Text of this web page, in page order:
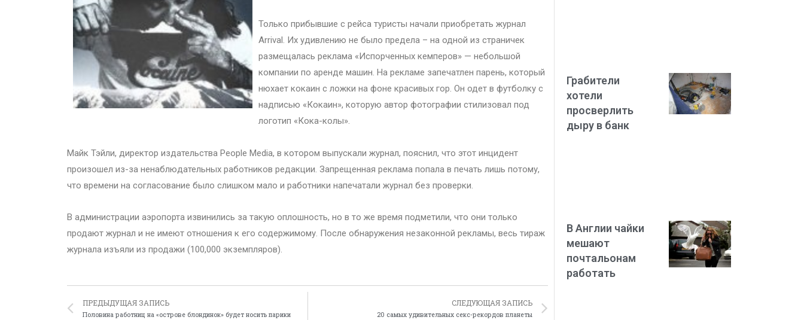
Только прибывшие с рейса туристы начали приобретать журнал
Arrival. Их удивлению не было предела – на одной из страничек
размещалась реклама «Испорченных кемперов» — небольшой
компании по аренде машин. На рекламе запечатлен парень, который
нюхает кокаин с ложки на фоне красивых гор. Он одет в футболку с
надписью «Кокаин», которую автор фотографии стилизовал под
логотип «Кока-колы».
Майк Тэйли, директор издательства People Media, в котором выпускали журнал, пояснил, что этот инцидент
произошел из-за ненаблюдательных работников редакции. Запрещенная реклама попала в печать лишь потому,
что времени на согласование было слишком мало и работники напечатали журнал без проверки.
В администрации аэропорта извинились за такую оплошность, но в то же время подметили, что они только
продают журнал и не имеют отношения к его содержимому. После обнаружения незаконной рекламы, весь тираж
журнала изъяли из продажи (100,000 экземпляров).
ПРЕДЫДУЩАЯ ЗАПИСЬ
Половина работниц на «острове блондинок» будет носить парики
СЛЕДУЮЩАЯ ЗАПИСЬ
20 самых удивительных секс-рекордов планеты
Грабители
хотели
просверлить
дыру в банк
В Англии чайки
мешают
почтальонам
работать